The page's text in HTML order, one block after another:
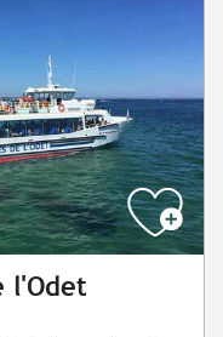
l'Odet